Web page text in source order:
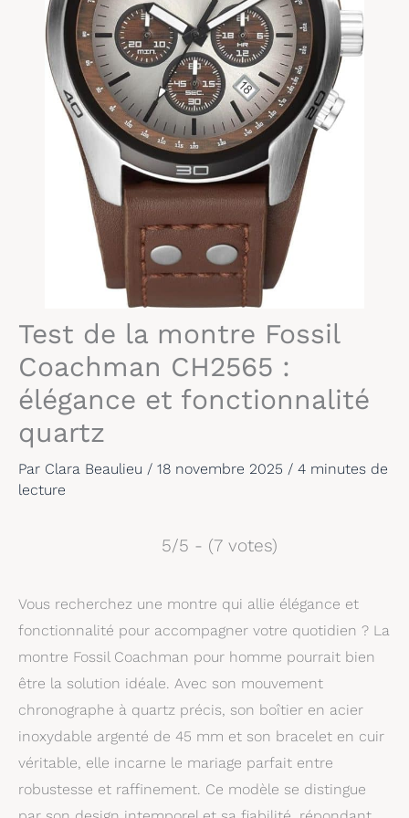
Test de la montre Fossil
Coachman CH2565 :
élégance et fonctionnalité
quartz
Par Clara Beaulieu / 18 novembre 2025 / 4 minutes de
lecture
5/5 - (7 votes)
Vous recherchez une montre qui allie élégance et
fonctionnalité pour accompagner votre quotidien ? La
montre Fossil Coachman pour homme pourrait bien
être la solution idéale. Avec son mouvement
chronographe à quartz précis, son boîtier en acier
inoxydable argenté de 45 mm et son bracelet en cuir
véritable, elle incarne le mariage parfait entre
robustesse et raffinement. Ce modèle se distingue